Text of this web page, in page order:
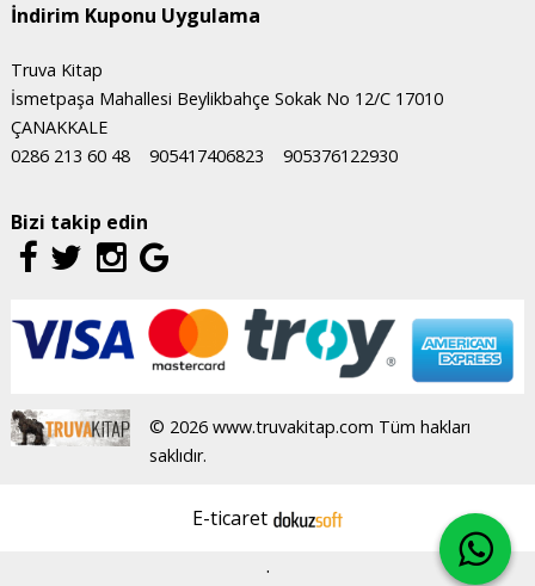
İndirim Kuponu Uygulama
Truva Kitap
İsmetpaşa Mahallesi Beylikbahçe Sokak No 12/C 17010
ÇANAKKALE
0286 213 60 48
905417406823 905376122930
Bizi takip edin
© 2026 www.truvakitap.com Tüm hakları
saklıdır.
E-ticaret
.